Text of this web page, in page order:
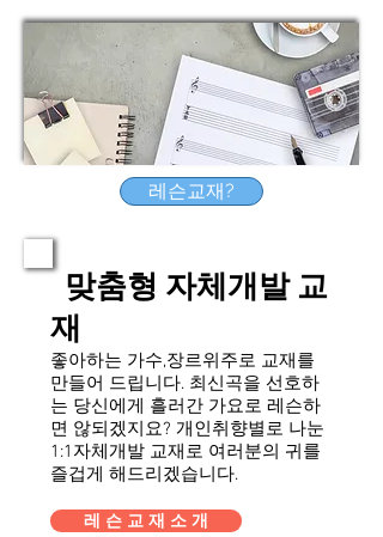
레슨교재?
맞춤형 자체개발 교
재
좋아하는 가수,장르위주로 교재를
만들어 드립니다. 최신곡을 선호하
는 당신에게 흘러간 가요로 레슨하
면 않되겠지요? 개인취향별로 나눈
1:1자체개발 교재로 여러분의 귀를
즐겁게 해드리겠습니다.
레 슨 교 재 소 개